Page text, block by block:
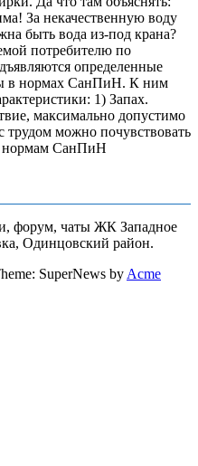
За некачественную воду
быть вода из-под крана?
потребителю по
определенные
в нормах СанПиН. К ним
1) Запах.
максимально допустимо
трудом можно почувствовать
нормам СанПиН
форум, чаты ЖК Западное
Одинцовский район.
SuperNews by Acme